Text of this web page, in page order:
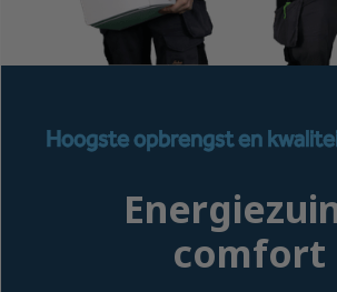
Hoogste opbrengst en
comfort